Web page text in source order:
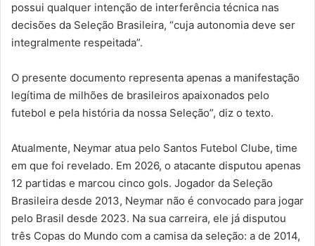
possui qualquer intenção de interferência técnica nas
decisões da Seleção Brasileira, “cuja autonomia deve ser
integralmente respeitada”.
O presente documento representa apenas a manifestação
legítima de milhões de brasileiros apaixonados pelo
futebol e pela história da nossa Seleção”, diz o texto.
Atualmente, Neymar atua pelo Santos Futebol Clube, time
em que foi revelado. Em 2026, o atacante disputou apenas
12 partidas e marcou cinco gols. Jogador da Seleção
Brasileira desde 2013, Neymar não é convocado para jogar
pelo Brasil desde 2023. Na sua carreira, ele já disputou
três Copas do Mundo com a camisa da seleção: a de 2014,